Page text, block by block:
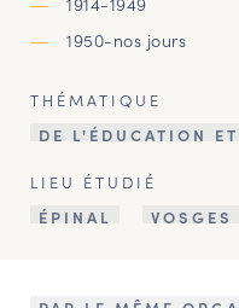
1950-nos jours
THÉMATIQUE
DE L'ÉDUCATION
LIEU ÉTUDIÉ
ÉPINAL
VOSGES